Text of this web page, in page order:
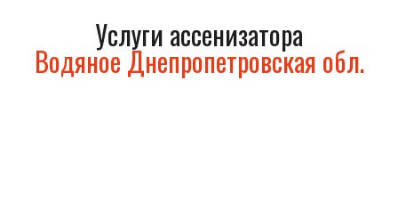
Услуги ассенизатора
Водяное Днепропетровская обл.